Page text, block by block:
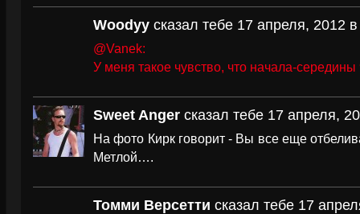
Woodyy сказал тебе 17 апреля, 2012
@Vanek:
У меня такое чувство, что начала-
Sweet Anger сказал тебе 17 апреля,
На фото Кирк говорит - Вы все еще
Метлой….
Томми Версетти сказал тебе 17